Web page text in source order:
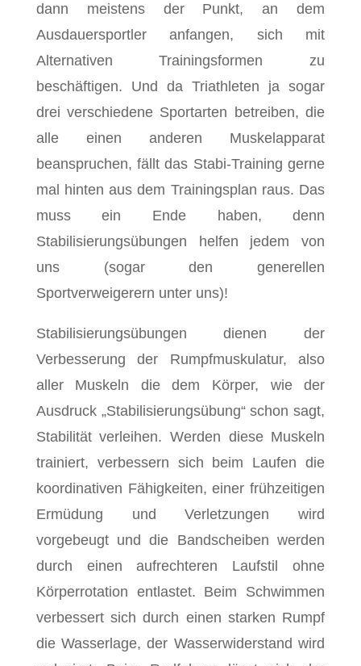
dann meistens der Punkt, an dem
Ausdauersportler anfangen, sich mit
Alternativen Trainingsformen zu
beschäftigen. Und da Triathleten ja sogar
drei verschiedene Sportarten betreiben, die
alle einen anderen Muskelapparat
beanspruchen, fällt das Stabi-Training gerne
mal hinten aus dem Trainingsplan raus. Das
muss ein Ende haben, denn
Stabilisierungsübungen helfen jedem von
uns (sogar den generellen
Sportverweigerern unter uns)!
Stabilisierungsübungen dienen der
Verbesserung der Rumpfmuskulatur, also
aller Muskeln die dem Körper, wie der
Ausdruck „Stabilisierungsübung“ schon sagt,
Stabilität verleihen. Werden diese Muskeln
trainiert, verbessern sich beim Laufen die
koordinativen Fähigkeiten, einer frühzeitigen
Ermüdung und Verletzungen wird
vorgebeugt und die Bandscheiben werden
durch einen aufrechteren Laufstil ohne
Körperrotation entlastet. Beim Schwimmen
verbessert sich durch einen starken Rumpf
die Wasserlage, der Wasserwiderstand wird